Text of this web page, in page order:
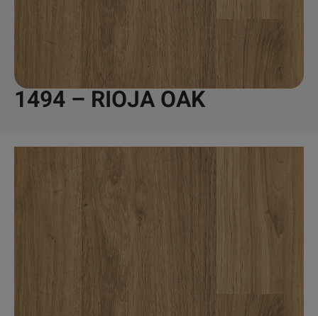
1494 – RIOJA OAK